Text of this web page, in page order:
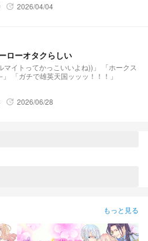
update 2026/04/04
ローオタクらしい
トってかっこいいよね))」 「ホークス
声以外は最高！！⇽」 「ガチで雄英天国ッッッ！！！」
update 2026/06/28
もっと見る